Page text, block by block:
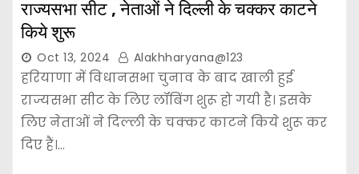
राज्यसभा सीट , नेताओं ने दिल्ली के चक्कर काटने
किये शुरू
Oct 13, 2024 Alakhharyana@123
हरियाणा में विधानसभा चुनाव के बाद खाली हुई
राज्यसभा सीट के लिए लॉबिंग शुरू हो गयी है। इसके
लिए नेताओं ने दिल्ली के चक्कर काटने किये शुरू कर
दिए हैं।…